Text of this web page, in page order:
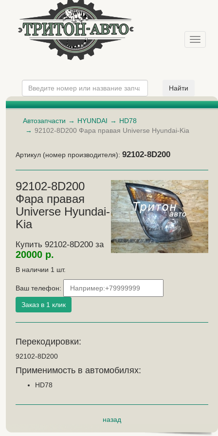
Меню
Автозапчасти HYUNDAI
HD78
92102-8D200 Фара правая Universe Hyundai-Kia
Артикул (номер производителя): 92102-8D200
92102-8D200
Фара правая
Universe Hyundai-
Kia
Купить 92102-8D200 за
20000 р.
В наличии 1 шт.
Ваш телефон:
Перекодировки:
92102-8D200
Применимость в автомобилях:
HD78
назад